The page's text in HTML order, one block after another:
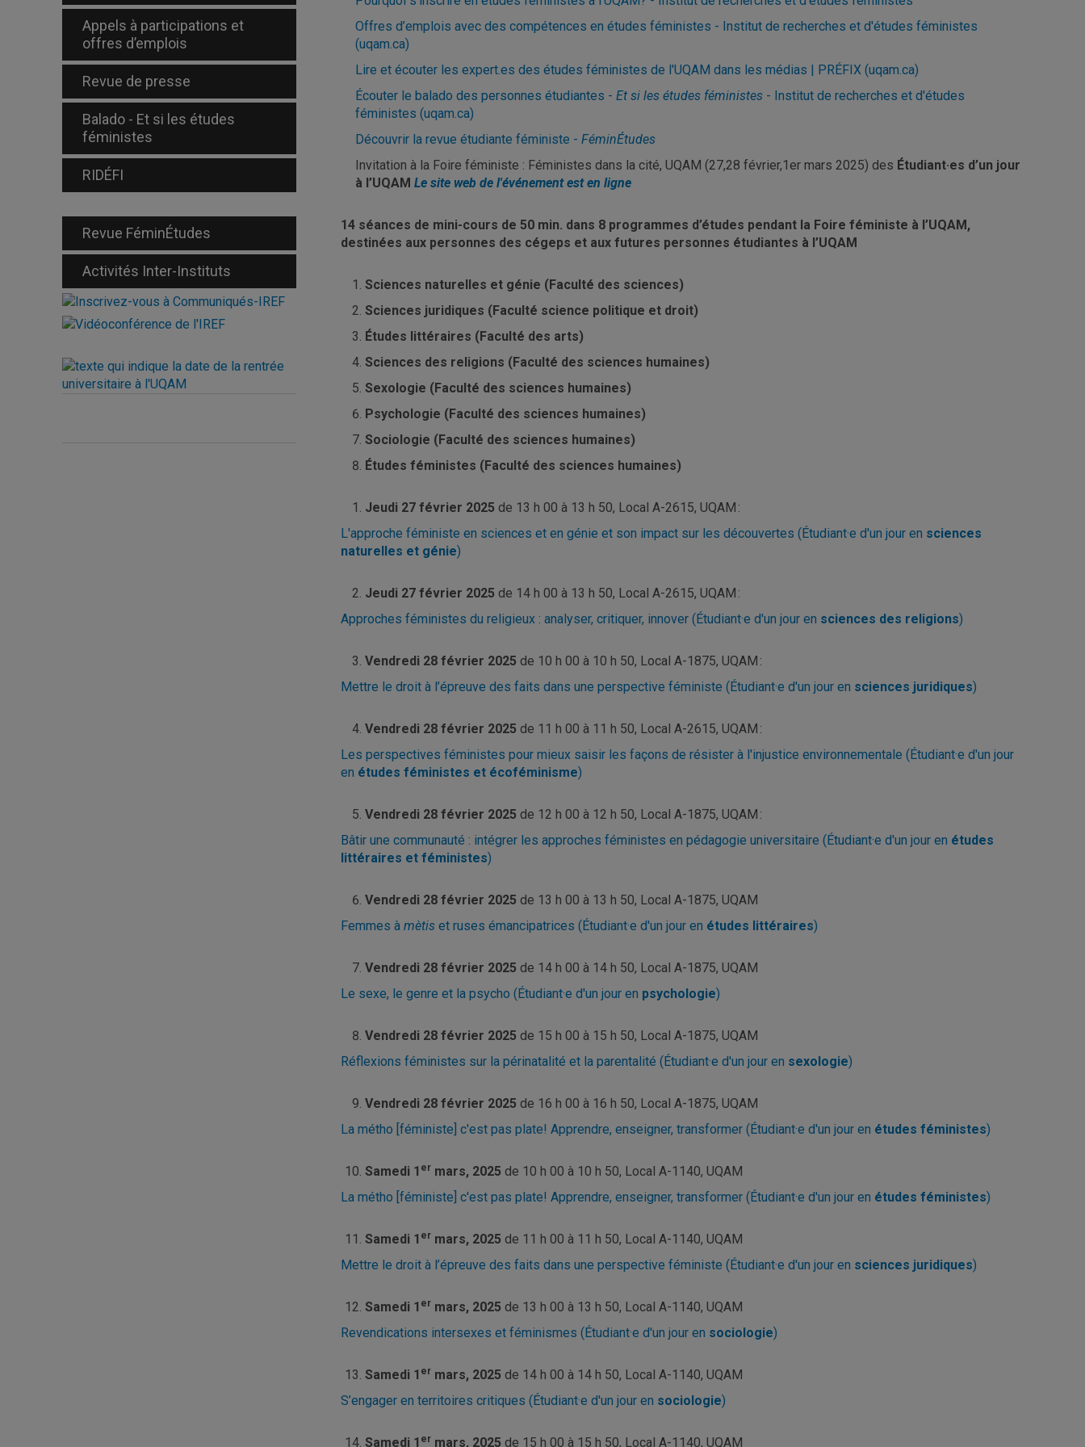
Appels à participations et
offres d’emplois
Revue de presse
Balado - Et si les études
féministes
RIDÉFI
Revue FéminÉtudes
Activités Inter-Instituts
Offres d’emplois avec des compétences en études féministes - Institut de recherches et d'études féministes
(uqam.ca)
Lire et écouter les expert.es des études féministes de l'UQAM dans les médias | PRÉFIX (uqam.ca)
Écouter le balado des personnes étudiantes - Et si les études féministes - Institut de recherches et d'études
féministes (uqam.ca)
Découvrir la revue étudiante féministe - FéminÉtudes
Invitation à la Foire féministe : Féministes dans la cité, UQAM (27,28 février,1er mars 2025) des Étudiant·es d’un jour
à l’UQAM Le site web de l'événement est en ligne
14 séances de mini-cours de 50 min. dans 8 programmes d’études pendant la Foire féministe à l’UQAM,
destinées aux personnes des cégeps et aux futures personnes étudiantes à l’UQAM
Sciences naturelles et génie (Faculté des sciences)
Sciences juridiques (Faculté science politique et droit)
Études littéraires (Faculté des arts)
Sciences des religions (Faculté des sciences humaines)
Sexologie (Faculté des sciences humaines)
Psychologie (Faculté des sciences humaines)
Sociologie (Faculté des sciences humaines)
Études féministes (Faculté des sciences humaines)
Jeudi 27 février 2025 de 13 h 00 à 13 h 50, Local A-2615, UQAM :
L'approche féministe en sciences et en génie et son impact sur les découvertes (Étudiant·e d'un jour en sciences
naturelles et génie)
Jeudi 27 février 2025 de 14 h 00 à 13 h 50, Local A-2615, UQAM :
Approches féministes du religieux : analyser, critiquer, innover (Étudiant·e d'un jour en sciences des religions)
Vendredi 28 février 2025 de 10 h 00 à 10 h 50, Local A-1875, UQAM :
Mettre le droit à l’épreuve des faits dans une perspective féministe (Étudiant·e d'un jour en sciences juridiques)
Vendredi 28 février 2025 de 11 h 00 à 11 h 50, Local A-2615, UQAM :
Les perspectives féministes pour mieux saisir les façons de résister à l'injustice environnementale (Étudiant·e d'un jour
en études féministes et écoféminisme)
Vendredi 28 février 2025 de 12 h 00 à 12 h 50, Local A-1875, UQAM :
Bâtir une communauté : intégrer les approches féministes en pédagogie universitaire (Étudiant·e d'un jour en études
littéraires et féministes)
Vendredi 28 février 2025 de 13 h 00 à 13 h 50, Local A-1875, UQAM
Femmes à mètis et ruses émancipatrices (Étudiant·e d'un jour en études littéraires)
Vendredi 28 février 2025 de 14 h 00 à 14 h 50, Local A-1875, UQAM
Le sexe, le genre et la psycho (Étudiant·e d'un jour en psychologie)
Vendredi 28 février 2025 de 15 h 00 à 15 h 50, Local A-1875, UQAM
Réflexions féministes sur la périnatalité et la parentalité (Étudiant·e d'un jour en sexologie)
Vendredi 28 février 2025 de 16 h 00 à 16 h 50, Local A-1875, UQAM
La métho [féministe] c'est pas plate! Apprendre, enseigner, transformer (Étudiant·e d'un jour en études féministes)
Samedi 1 er mars, 2025 de 10 h 00 à 10 h 50, Local A-1140, UQAM
La métho [féministe] c'est pas plate! Apprendre, enseigner, transformer (Étudiant·e d'un jour en études féministes)
Samedi 1 er mars, 2025 de 11 h 00 à 11 h 50, Local A-1140, UQAM
Mettre le droit à l’épreuve des faits dans une perspective féministe (Étudiant·e d'un jour en sciences juridiques)
Samedi 1 er mars, 2025 de 13 h 00 à 13 h 50, Local A-1140, UQAM
Revendications intersexes et féminismes (Étudiant·e d'un jour en sociologie)
Samedi 1 er mars, 2025 de 14 h 00 à 14 h 50, Local A-1140, UQAM
S’engager en territoires critiques (Étudiant·e d'un jour en sociologie)
Samedi 1 er mars, 2025 de 15 h 00 à 15 h 50, Local A-1140, UQAM